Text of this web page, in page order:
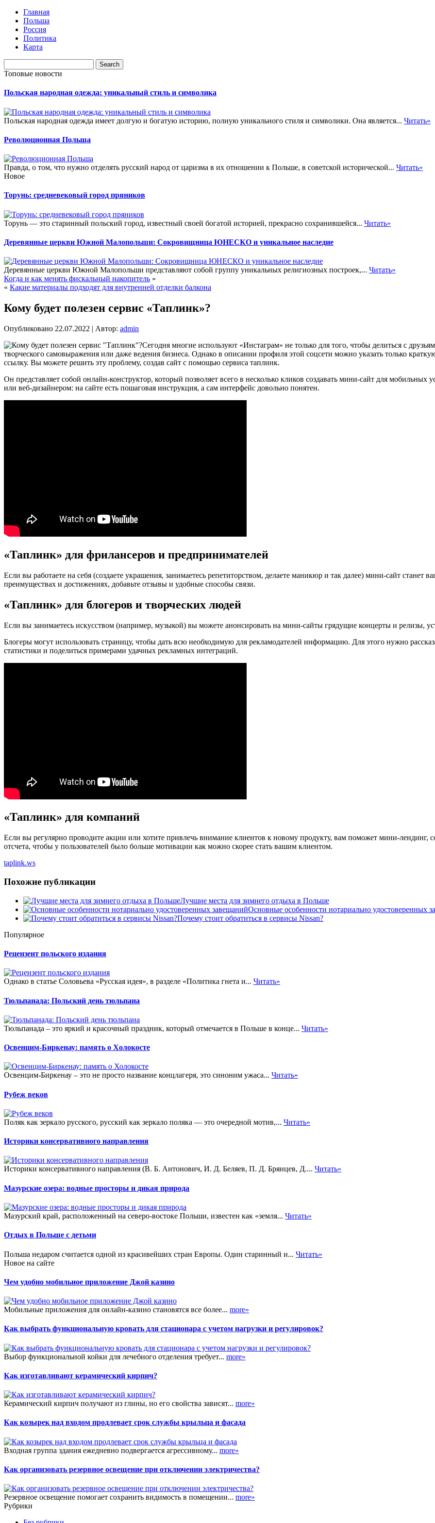
Главная
Польша
Россия
Политика
Карта
Топовые новости
Польская народная одежда: уникальный стиль и символика
Польская народная одежда имеет долгую и богатую историю, полную уникального стиля и символики. Она является... Читать»
Революционная Польша
Правда, о том, что нужно отделять русский народ от царизма в их отношении к Польше, в советской исторической... Читать»
Новое
Торунь: средневековый город пряников
Торунь — это старинный польский город, известный своей богатой историей, прекрасно сохранившейся... Читать»
Деревянные церкви Южной Малопольши: Сокровищница ЮНЕСКО и уникальное наследие
Деревянные церкви Южной Малопольши представляют собой группу уникальных религиозных построек,... Читать»
Когда и как менять фискальный накопитель »
« Какие материалы подходят для внутренней отделки балкона
Кому будет полезен сервис «Таплинк»?
Опубликовано 22.07.2022 | Автор: admin
Сегодня многие используют «Инстаграм» не только для того, чтобы делиться с
творческого самовыражения или даже ведения бизнеса. Однако в описании профиля этой соцсети можно указать только
ссылку. Вы можете решить эту проблему, создав сайт с помощью сервиса таплинк.
Он представляет собой онлайн-конструктор, который позволяет всего в несколько кликов создавать мини-сайт для мобильных
или веб-дизайнером: на сайте есть пошаговая инструкция, а сам интерфейс довольно понятен.
«Таплинк» для фрилансеров и предпринимателей
Если вы работаете на себя (создаете украшения, занимаетесь репетиторством, делаете маникюр и так далее) мини-сайт станет
преимуществах и достижениях, добавьте отзывы и удобные способы связи.
«Таплинк» для блогеров и творческих людей
Если вы занимаетесь искусством (например, музыкой) вы можете анонсировать на мини-сайты грядущие концерты и релизы,
Блогеры могут использовать страницу, чтобы дать всю необходимую для рекламодателей информацию. Для этого нужно
статистики и поделиться примерами удачных рекламных интеграций.
«Таплинк» для компаний
Если вы регулярно проводите акции или хотите привлечь внимание клиентов к новому продукту, вам поможет мини-лендинг,
отсчета, чтобы у пользователей было больше мотивации как можно скорее стать вашим клиентом.
taplink.ws
Похожие публикации
Лучшие места для зимнего отдыха в Польше
Основные особенности нотариально удостоверенных
Почему стоит обратиться в сервисы Nissan?
Популярное
Рецензент польского издания
Однако в статье Соловьева «Русская идея», в разделе «Политика гнета и... Читать»
Тюльпанада: Польский день тюльпана
Тюльпанада – это яркий и красочный праздник, который отмечается в Польше в конце... Читать»
Освенцим-Биркенау: память о Холокосте
Освенцим-Биркенау – это не просто название концлагеря, это синоним ужаса... Читать»
Рубеж веков
Поляк как зеркало русского, русский как зеркало поляка — это очередной мотив,... Читать»
Историки консервативного направления
Историки консервативного направления (В. Б. Антонович, И. Д. Беляев, П. Д. Брянцев, Д.... Читать»
Мазурские озера: водные просторы и дикая природа
Мазурский край, расположенный на северо-востоке Польши, известен как «земля... Читать»
Отдых в Польше с детьми
Польша недаром считается одной из красивейших стран Европы. Один старинный и... Читать»
Новое на сайте
Чем удобно мобильное приложение Джой казино
Мобильные приложения для онлайн-казино становятся все более... more»
Как выбрать функциональную кровать для стационара с учетом нагрузки и регулировок?
Выбор функциональной койки для лечебного отделения требует... more»
Как изготавливают керамический кирпич?
Керамический кирпич получают из глины, но его свойства зависят... more»
Как козырек над входом продлевает срок службы крыльца и фасада
Входная группа здания ежедневно подвергается агрессивному... more»
Как организовать резервное освещение при отключении электричества?
Резервное освещение помогает сохранить видимость в помещении... more»
Рубрики